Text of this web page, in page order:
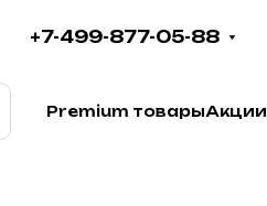
+7-499-877-05-88
Premium товарыАкции